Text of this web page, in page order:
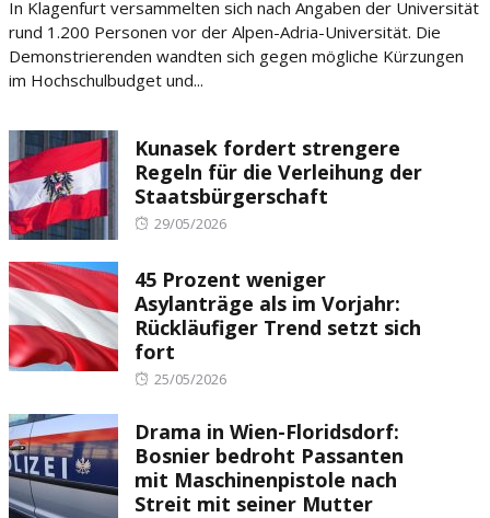
In Klagenfurt versammelten sich nach Angaben der Universität
rund 1.200 Personen vor der Alpen-Adria-Universität. Die
Demonstrierenden wandten sich gegen mögliche Kürzungen
im Hochschulbudget und...
Kunasek fordert strengere
Regeln für die Verleihung der
Staatsbürgerschaft
Posted
29/05/2026
45 Prozent weniger
Asylanträge als im Vorjahr:
Rückläufiger Trend setzt sich
fort
Posted
25/05/2026
Drama in Wien-Floridsdorf:
Bosnier bedroht Passanten
mit Maschinenpistole nach
Streit mit seiner Mutter